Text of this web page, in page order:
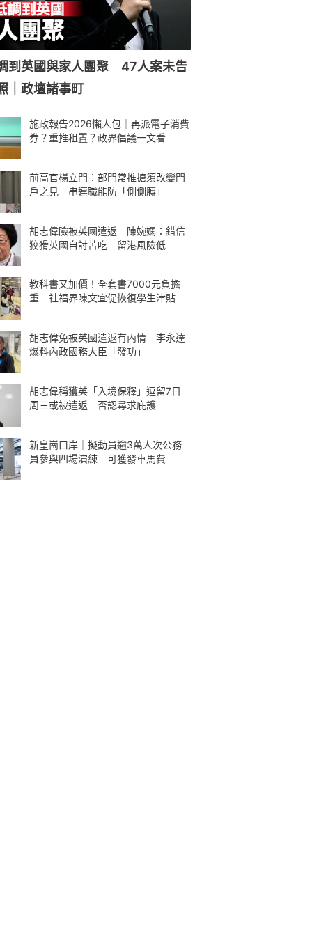
到英國與家人團聚 47人案未告
｜政壇諸事町
施政報告2026懶人包｜再派電子消費
券？重推租置？政界倡議一文看
前高官楊立門：部門常推搪須改變門
戶之見 串連職能防「側側膊」
胡志偉險被英國遣返 陳婉嫻：錯信
狡猾英國自討苦吃 留港風險低
教科書又加價！全套書7000元負擔
重 社福界陳文宜促恢復學生津貼
胡志偉免被英國遣返有內情 李永達
爆料內政國務大臣「發功」
胡志偉稱獲英「入境保釋」逗留7日
周三或被遣返 否認尋求庇護
新皇崗口岸｜擬動員逾3萬人次公務
員參與四場演練 可獲發車馬費